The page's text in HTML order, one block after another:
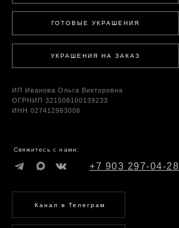
УКРАШЕНИЯ НА ЗАКАЗ
ГОТОВЫЕ УКРАШЕНИЯ
+7 903 297-04-28
Канал в Телеграм
Свяжитесь с нами:
ИП Иванова Ольга Викторовна
ОГРНИП 321508100139233
ИНН 027412963006